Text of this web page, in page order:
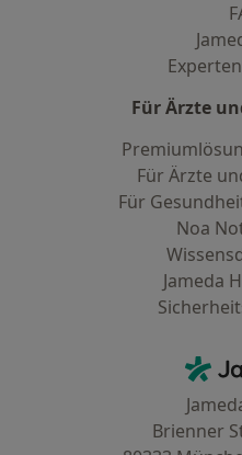
Für Ärzte
Für Ärzte
Für
Noa
Jameda
Brienner